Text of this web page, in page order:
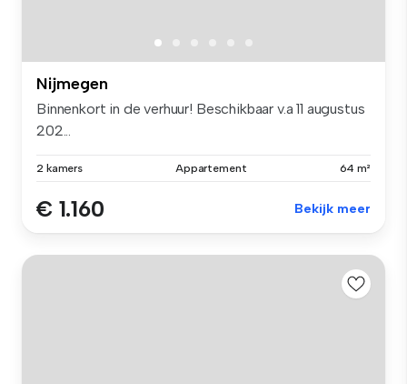
Nijmegen
Binnenkort in de verhuur! Beschikbaar v.a 11 augustus
202...
2 kamers Appartement 64 m²
€ 1.160 Bekijk meer